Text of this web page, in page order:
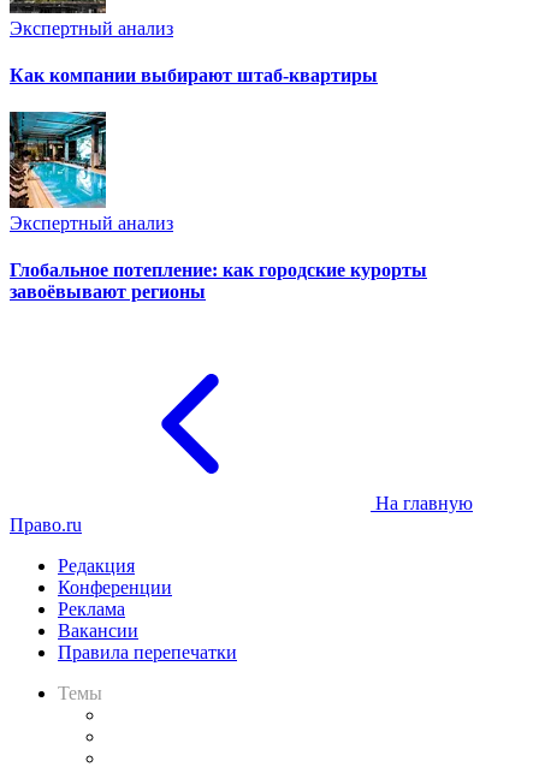
Экспертный анализ
Как компании выбирают штаб-квартиры
Экспертный анализ
Глобальное потепление: как городские курорты
завоёвывают регионы
На главную
Право.ru
Редакция
Конференции
Реклама
Вакансии
Правила перепечатки
Темы